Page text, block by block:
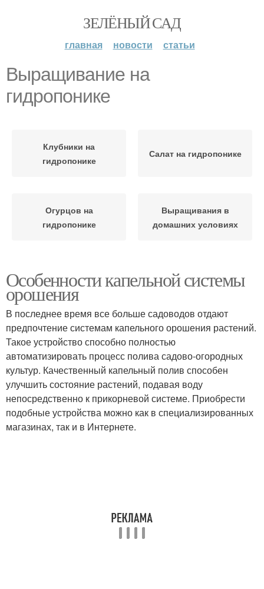
ЗЕЛЁНЫЙ САД
главная новости статьи
Выращивание на
гидропонике
Клубники на
гидропонике
Салат на гидропонике
Огурцов на
гидропонике
Выращивания в
домашних условиях
Особенности капельной системы
орошения
В последнее время все больше садоводов отдают
предпочтение системам капельного орошения растений.
Такое устройство способно полностью
автоматизировать процесс полива садово-огородных
культур. Качественный капельный полив способен
улучшить состояние растений, подавая воду
непосредственно к прикорневой системе. Приобрести
подобные устройства можно как в специализированных
магазинах, так и в Интернете.